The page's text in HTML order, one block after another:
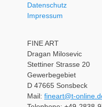
Datenschutz
Impressum
FINE ART
Dragan Milosevic
Stettiner Strasse 20
Gewerbegebiet
D 47665 Sonsbeck
Mail: fineart@t-